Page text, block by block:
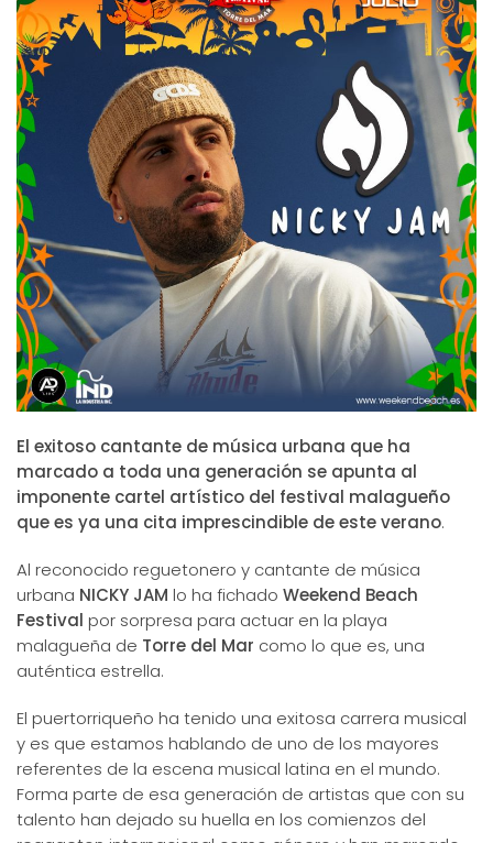
El exitoso cantante de música urbana que ha
marcado a toda una generación se apunta al
imponente cartel artístico del festival malagueño
que es ya una cita imprescindible de este verano.
Al reconocido reguetonero y cantante de música
urbana NICKY JAM lo ha fichado Weekend Beach
Festival por sorpresa para actuar en la playa
malagueña de Torre del Mar como lo que es, una
auténtica estrella.
El puertorriqueño ha tenido una exitosa carrera musical
y es que estamos hablando de uno de los mayores
referentes de la escena musical latina en el mundo.
Forma parte de esa generación de artistas que con su
talento han dejado su huella en los comienzos del